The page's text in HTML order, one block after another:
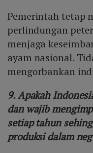
Pemerintah tetap
perlindungan
menjaga
ayam nasional.
mengorbankan
9. Apakah
dan wajib
setiap tahun
produksi dalam